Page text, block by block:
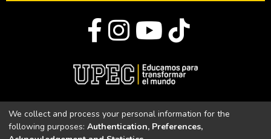
Universidad Politécnica Estatal del Carchi
We collect and process your personal information for the
following purposes: Authentication, Preferences,